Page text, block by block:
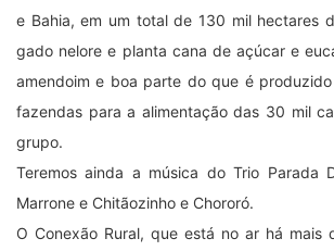
e Bahia, em um total de 130 mil hectares
gado nelore e planta cana de açúcar e
amendoim e boa parte do que é
fazendas para a alimentação das 30 mil
grupo.
Teremos ainda a música do Trio Parada
Marrone e Chitãozinho e Chororó.
O Conexão Rural, que está no ar há mais